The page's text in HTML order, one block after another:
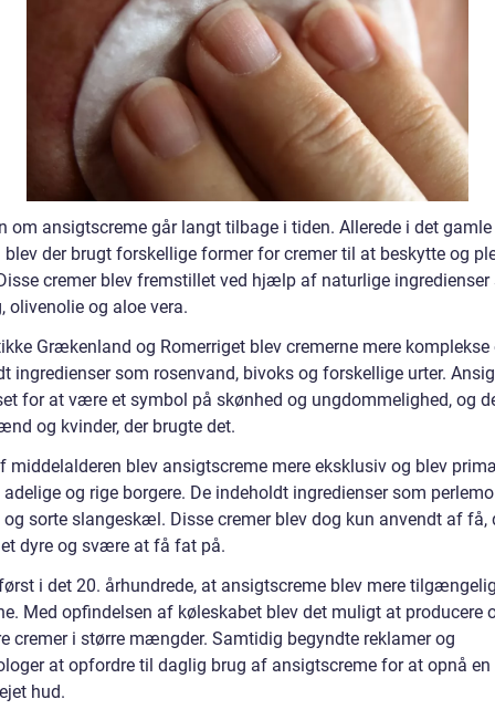
om ansigtscreme går langt tilbage i tiden. Allerede i det gamle
blev der brugt forskellige former for cremer til at beskytte og
cremer blev fremstillet ved hjælp af naturlige ingredienser
olivenolie og aloe vera.
Grækenland og Romerriget blev cremerne mere komplekse
ingredienser som rosenvand, bivoks og forskellige urter.
for at være et symbol på skønhed og ungdommelighed, og
og kvinder, der brugte det.
middelalderen blev ansigtscreme mere eksklusiv og blev
og rige borgere. De indeholdt ingredienser som
sorte slangeskæl. Disse cremer blev dog kun anvendt af få,
dyre og svære at få fat på.
i det 20. århundrede, at ansigtscreme blev mere
Med opfindelsen af køleskabet blev det muligt at producere
cremer i større mængder. Samtidig begyndte reklamer og
at opfordre til daglig brug af ansigtscreme for at opnå
hud.